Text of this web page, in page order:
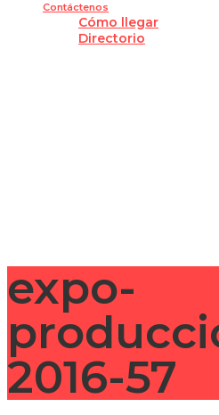
Contáctenos
Cómo llegar
Directorio
expo-
2016-57